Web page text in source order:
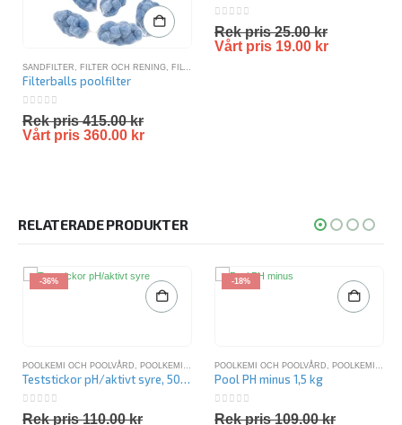
SANDFILTER FILTER OCH RENING FILTERBOLLAR
Filterballs poolfilter
0out of 5
Rek pris415.00kr
Vårt pris 360.00 kr
0out of 5
Rek pris25.00kr
Vårt pris 19.00 kr
RELATERADE PRODUKTER
-36%
POOLKEMI OCH POOLVÅRD POOLKEMIKALIER ,SPAKEMIKALIER,VATTENTESTER
Teststickor pH/aktivt syre, 50 st
0out of 5
Rek pris110.00kr
-18%
POOLKEMI OCH POOLVÅRD POOLKEMIKALIER
Pool PH minus 1,5 kg
0out of 5
Rek pris109.00kr